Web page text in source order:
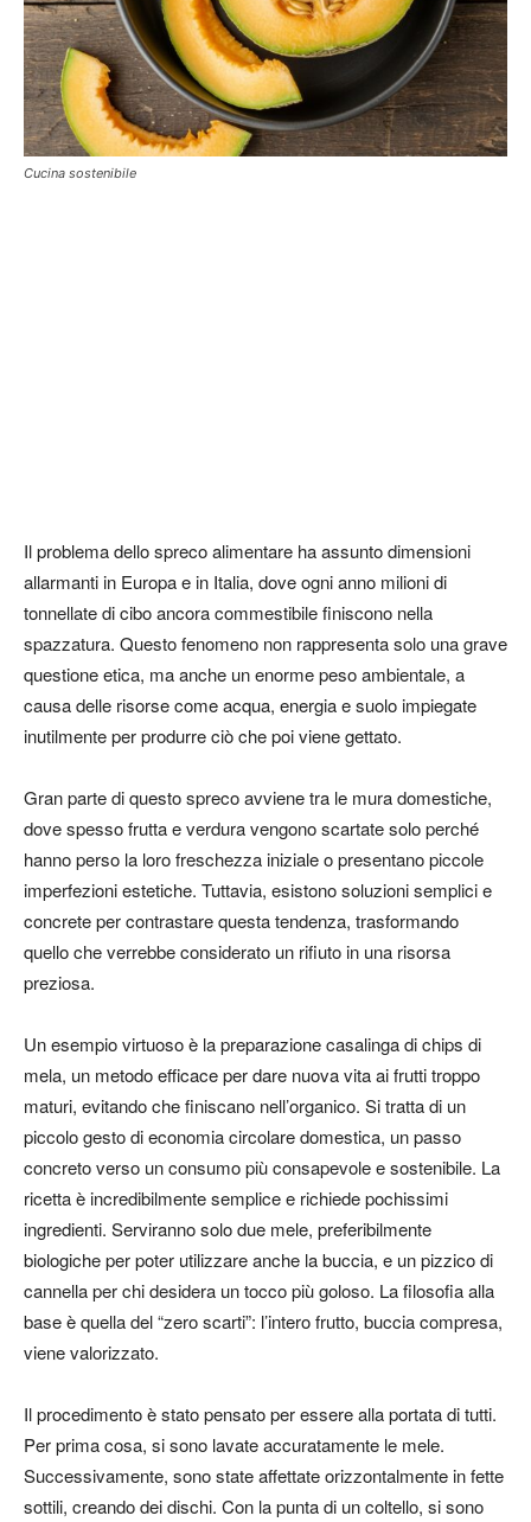
Cucina sostenibile
Il problema dello spreco alimentare ha assunto dimensioni
allarmanti in Europa e in Italia, dove ogni anno milioni di
tonnellate di cibo ancora commestibile finiscono nella
spazzatura. Questo fenomeno non rappresenta solo una grave
questione etica, ma anche un enorme peso ambientale, a
causa delle risorse come acqua, energia e suolo impiegate
inutilmente per produrre ciò che poi viene gettato.
Gran parte di questo spreco avviene tra le mura domestiche,
dove spesso frutta e verdura vengono scartate solo perché
hanno perso la loro freschezza iniziale o presentano piccole
imperfezioni estetiche. Tuttavia, esistono soluzioni semplici e
concrete per contrastare questa tendenza, trasformando
quello che verrebbe considerato un rifiuto in una risorsa
preziosa.
Un esempio virtuoso è la preparazione casalinga di chips di
mela, un metodo efficace per dare nuova vita ai frutti troppo
maturi, evitando che finiscano nell’organico. Si tratta di un
piccolo gesto di economia circolare domestica, un passo
concreto verso un consumo più consapevole e sostenibile. La
ricetta è incredibilmente semplice e richiede pochissimi
ingredienti. Serviranno solo due mele, preferibilmente
biologiche per poter utilizzare anche la buccia, e un pizzico di
cannella per chi desidera un tocco più goloso. La filosofia alla
base è quella del “zero scarti”: l’intero frutto, buccia compresa,
viene valorizzato.
Il procedimento è stato pensato per essere alla portata di tutti.
Per prima cosa, si sono lavate accuratamente le mele.
Successivamente, sono state affettate orizzontalmente in fette
sottili, creando dei dischi. Con la punta di un coltello, si sono